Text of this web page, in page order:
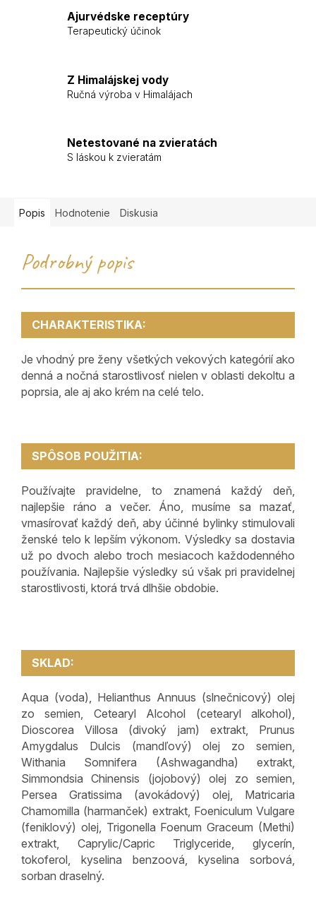
Ajurvédske receptúry
Terapeutický účinok
Z Himalájskej vody
Ručná výroba v Himalájach
Netestované na zvieratách
S láskou k zvieratám
Popis Hodnotenie Diskusia
Podrobný popis
CHARAKTERISTIKA:
Je vhodný pre ženy všetkých vekových kategórií ako
denná a nočná starostlivosť nielen v oblasti dekoltu a
poprsia, ale aj ako krém na celé telo.
SPÔSOB POUŽITIA:
Používajte pravidelne, to znamená každý deň,
najlepšie ráno a večer. Áno, musíme sa mazať,
vmasírovať každý deň, aby účinné bylinky stimulovali
ženské telo k lepším výkonom. Výsledky sa dostavia
už po dvoch alebo troch mesiacoch každodenného
používania. Najlepšie výsledky sú však pri pravidelnej
starostlivosti, ktorá trvá dlhšie obdobie.
SKLAD:
Aqua (voda), Helianthus Annuus (slnečnicový) olej
zo semien, Cetearyl Alcohol (cetearyl alkohol),
Dioscorea Villosa (divoký jam) extrakt, Prunus
Amygdalus Dulcis (mandľový) olej zo semien,
Withania Somnifera (Ashwagandha) extrakt,
Simmondsia Chinensis (jojobový) olej zo semien,
Persea Gratissima (avokádový) olej, Matricaria
Chamomilla (harmanček) extrakt, Foeniculum Vulgare
(feniklový) olej, Trigonella Foenum Graceum (Methi)
extrakt, Caprylic/Capric Triglyceride, glycerín,
tokoferol, kyselina benzoová, kyselina sorbová,
sorban draselný.